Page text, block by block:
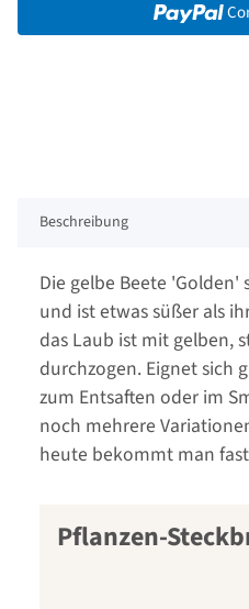
Beschreibung
Die gelbe Beete
und ist etwas süßer als
das Laub ist mit gelben,
durchzogen. Eignet sich
zum Entsaften oder im
noch mehrere
heute bekommt man
Pflanzen-